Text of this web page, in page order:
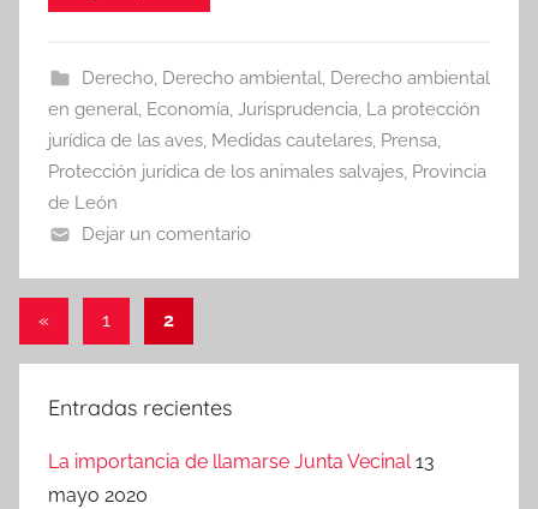
Derecho, Derecho ambiental, Derecho ambiental
en general, Economía, Jurisprudencia, La protección
jurídica de las aves, Medidas cautelares, Prensa,
Protección jurídica de los animales salvajes, Provincia
de León
Dejar un comentario
Paginación
de
entradas
«Entradas
1 2
Entradas recientes
La importancia de llamarse Junta Vecinal 13
mayo 2020